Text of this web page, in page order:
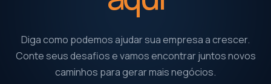
Diga como podemos ajudar sua empresa a crescer.
Conte seus desafios e vamos encontrar juntos novos
caminhos para gerar mais negócios.